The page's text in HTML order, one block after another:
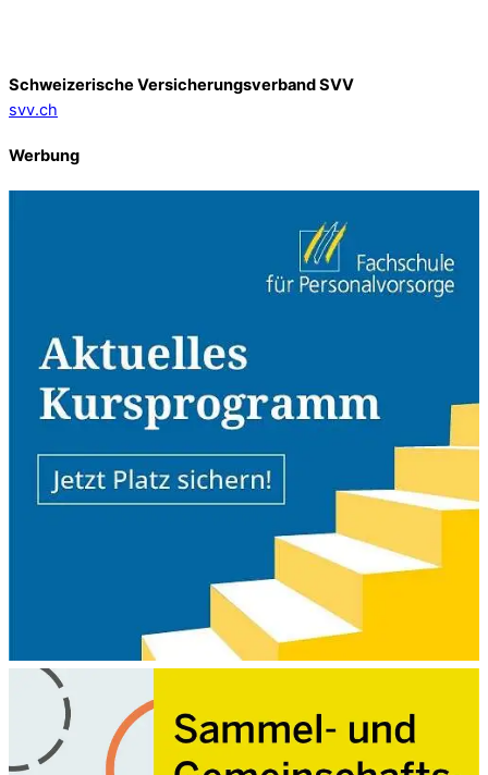
Schweizerische Versicherungsverband SVV
svv.ch
Werbung